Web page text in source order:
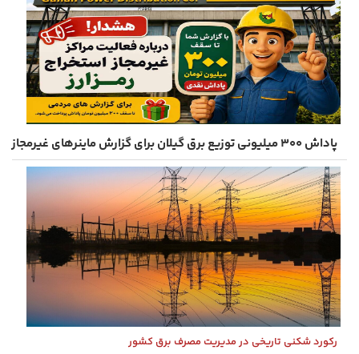
پاداش ۳۰۰ میلیونی توزیع برق گیلان برای گزارش ماینرهای غیرمجاز
رکورد شکنی تاریخی در مدیریت مصرف برق کشور